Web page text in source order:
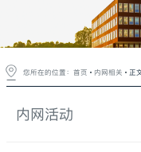
内网活动